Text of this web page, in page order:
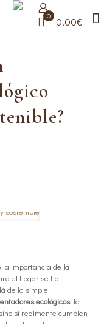
0 0,00€
la importancia de la
el hogar se ha
de la simple
ecológicos, la
si realmente cumplen